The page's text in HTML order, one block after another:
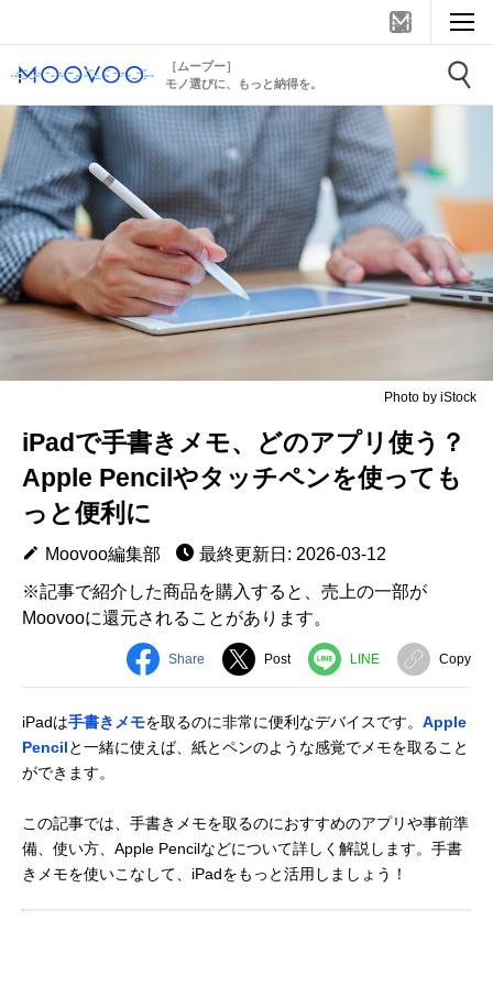
［ムーブー］
モノ選びに、もっと納得を。
Photo by iStock
iPadで手書きメモ、どのアプリ使う？
Apple Pencilやタッチペンを使っても
っと便利に
Moovoo編集部
最終更新日: 2026-03-12
※記事で紹介した商品を購入すると、売上の一部が
Moovooに還元されることがあります。
Share Post LINE Copy
iPadは手書きメモを取るのに非常に便利なデバイスです。 Apple
Pencilと一緒に使えば、紙とペンのような感覚でメモを取ること
ができます。
この記事では、手書きメモを取るのにおすすめのアプリや事前準
備、使い方、Apple Pencilなどについて詳しく解説します。手書
きメモを使いこなして、iPadをもっと活用しましょう！